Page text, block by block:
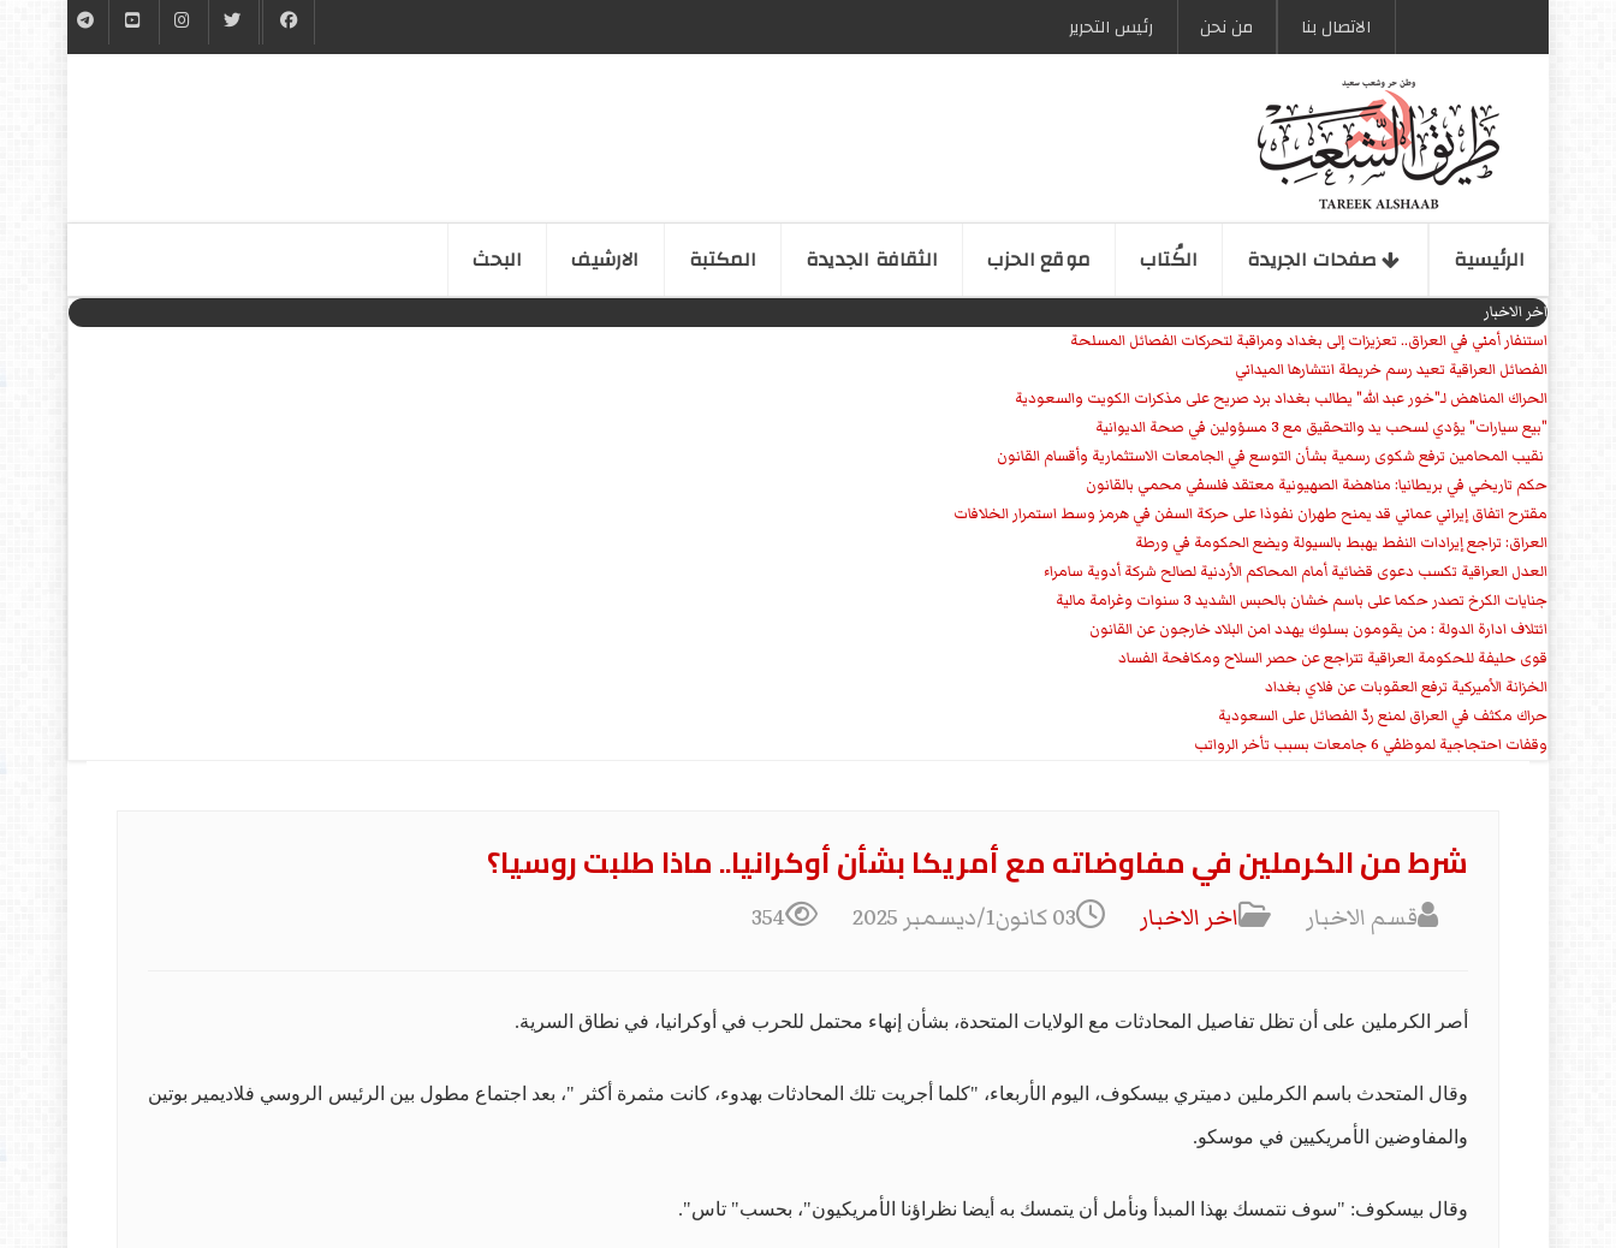
الاتصال بنا من نحن رئیس التحریر
الرئیسیة صفحات الجریدة الكُتاب موقع الحزب الثقافة الجدیدة المكتبة الارشیف البحث
اخر الاخبار
استنفار أمني في العراق.. تعزيزات إلى بغداد ومراقبة لتحركات الفصائل المسلحة
الفصائل العراقية تعيد رسم خريطة انتشارها الميداني
الحراك المناهض لـ"خور عبد الله" يطالب بغداد برد صريح على مذكرات الكويت والسعودية
"بيع سيارات" يؤدي لسحب يد والتحقيق مع 3 مسؤولين في صحة الديوانية
‏ نقيب المحامين ترفع شكوى رسمية بشأن التوسع في الجامعات الاستثمارية وأقسام القانون
حكم تاريخي في بريطانيا: مناهضة الصهيونية معتقد فلسفي محمي بالقانون
مقترح اتفاق إيراني عماني قد يمنح طهران نفوذا على حركة السفن في هرمز وسط استمرار الخلافات
العراق: تراجع إيرادات النفط يهبط بالسيولة ويضع الحكومة في ورطة
العدل العراقية تكسب دعوى قضائية أمام المحاكم الأردنية لصالح شركة أدوية سامراء
جنايات الكرخ تصدر حكما على باسم خشان بالحبس الشديد 3 سنوات وغرامة مالية
ائتلاف ادارة الدولة : من يقومون بسلوك يهدد امن البلاد خارجون عن القانون
قوى حليفة للحكومة العراقية تتراجع عن حصر السلاح ومكافحة الفساد
الخزانة الأميركية ترفع العقوبات عن فلاي بغداد
حراك مكثف في العراق لمنع ردّ الفصائل على السعودية
وقفات احتجاجية لموظفي 6 جامعات بسبب تأخر الرواتب
شرط من الكرملين في مفاوضاته مع أمريكا بشأن أوكرانيا.. ماذا طلبت روسيا؟
قسم الاخبار اخر الاخبار 03 كانون1/ديسمبر 2025 354
أصر الكرملين على أن تظل تفاصيل المحادثات مع الولايات المتحدة، بشأن إنهاء محتمل للحرب في أوكرانيا، في نطاق السرية.
وقال المتحدث باسم الكرملين دميتري بيسكوف، اليوم الأربعاء، "كلما أجريت تلك المحادثات بهدوء، كانت مثمرة أكثر "، بعد اجتماع مطول بين الرئيس الروسي فلاديمير بوتين
والمفاوضين الأمريكيين في موسكو.
وقال بيسكوف: "سوف نتمسك بهذا المبدأ ونأمل أن يتمسك به أيضا نظراؤنا الأمريكيون"، بحسب" تاس".